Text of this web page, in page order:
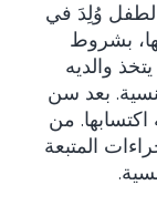
وُلِدَ في
بشروط
يمكن أن يتخذ والديه
بعد سن
من
المتبعة